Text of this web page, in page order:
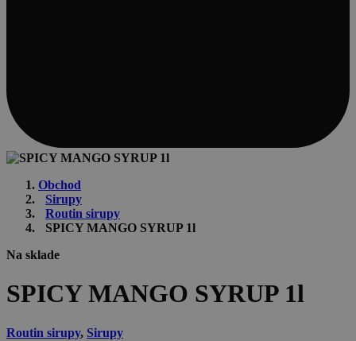
Obchod
Sirupy
Routin sirupy
SPICY MANGO SYRUP 1l
Na sklade
SPICY MANGO SYRUP 1l
Routin sirupy, Sirupy